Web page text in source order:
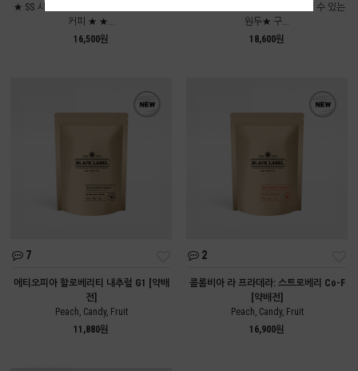
★ SS 시즌에만 만날 수 있는 시즌블렌드
커피 ★ ★...
16,500원
★전광수커피하우스에서도 만날 수 있는
원두★ 구...
18,600원
7
에티오피아 할로베리티 내추럴 G1 [약배
전]
Peach, Candy, Fruit
11,880원
2
콜롬비아 라 프라데라: 스트로베리 Co-F
[약배전]
Peach, Candy, Fruit
16,900원